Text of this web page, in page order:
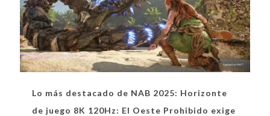
Lo más destacado de NAB 2025: Horizonte
de juego 8K 120Hz: El Oeste Prohibido exige